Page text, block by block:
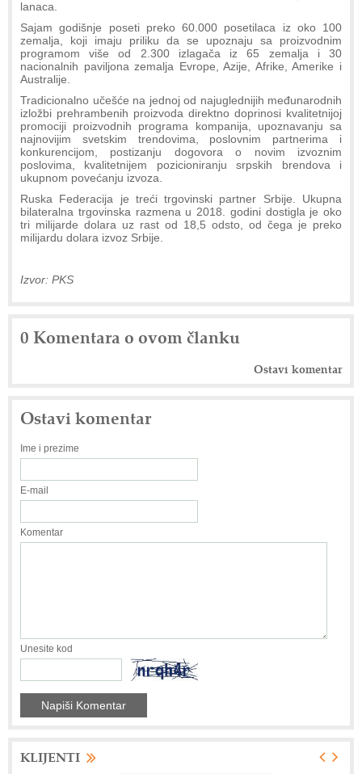
lanaca.
Sajam godišnje poseti preko 60.000 posetilaca iz oko 100
zemalja, koji imaju priliku da se upoznaju sa proizvodnim
programom više od 2.300 izlagača iz 65 zemalja i 30
nacionalnih paviljona zemalja Evrope, Azije, Afrike, Amerike i
Australije.
Tradicionalno učešće na jednoj od najuglednijih međunarodnih
izložbi prehrambenih proizvoda direktno doprinosi kvalitetnijoj
promociji proizvodnih programa kompanija, upoznavanju sa
najnovijim svetskim trendovima, poslovnim partnerima i
konkurencijom, postizanju dogovora o novim izvoznim
poslovima, kvalitetnijem pozicioniranju srpskih brendova i
ukupnom povećanju izvoza.
Ruska Federacija je treći trgovinski partner Srbije. Ukupna
bilateralna trgovinska razmena u 2018. godini dostigla je oko
tri milijarde dolara uz rast od 18,5 odsto, od čega je preko
milijardu dolara izvoz Srbije.
Izvor: PKS
0 Komentara o ovom članku
Ostavi komentar
Ostavi komentar
Ime i prezime
E-mail
Komentar
Unesite kod
KLIJENTI